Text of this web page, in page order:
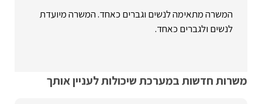
המשרה מתאימה לנשים וגברים כאחד. המשרה מיועדת
לנשים ולגברים כאחד.
משרות חדשות במערכת שיכולות לעניין אותך